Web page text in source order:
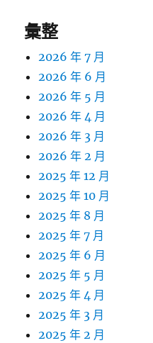
彙整
2026 年 7 月
2026 年 6 月
2026 年 5 月
2026 年 4 月
2026 年 3 月
2026 年 2 月
2025 年 12 月
2025 年 10 月
2025 年 8 月
2025 年 7 月
2025 年 6 月
2025 年 5 月
2025 年 4 月
2025 年 3 月
2025 年 2 月